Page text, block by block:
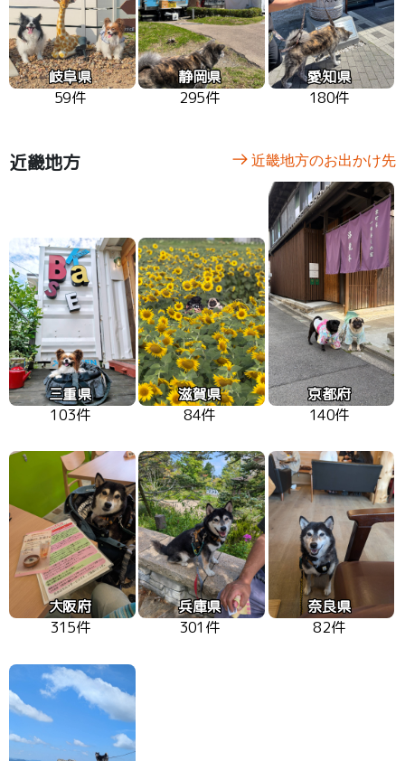
岐阜県
59件
静岡県
295件
愛知県
180件
近畿地方 近畿地方のお出かけ先
三重県
103件
滋賀県
84件
京都府
140件
大阪府
315件
兵庫県
301件
奈良県
82件